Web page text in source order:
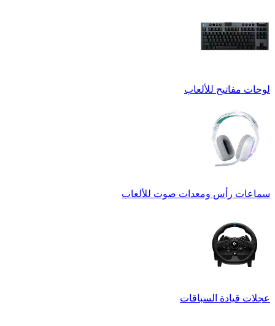
لوحات مفاتيح للألعاب
سماعات رأس ومعدات صوت للألعاب
عجلات قيادة السباقات